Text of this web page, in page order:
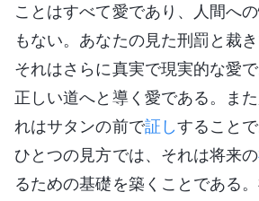
ことはすべて愛であり、人間へ
もない。あなたの見た刑罰と裁
それはさらに真実で現実的な愛
正しい道へと導く愛である。ま
れはサタンの前で証しすること
ひとつの見方では、それは将来の
るための基礎を築くことである